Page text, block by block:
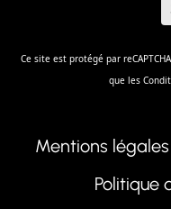
Ce site est protégé par
que les
Mentions légales
Politique